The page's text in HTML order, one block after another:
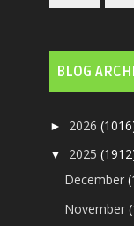
BLOG
► 2026
▼ 2025
December
November